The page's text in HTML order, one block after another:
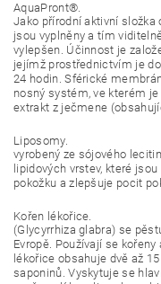
AquaPront®.
Jako přírodní aktivní složka
jsou vyplněny a tím
vylepšen. Účinnost je
jejímž prostřednictvím je
24 hodin. Sférické
nosný systém, ve kterém
extrakt z ječmene
Liposomy.
vyrobený ze sójového
lipidových vrstev, které
pokožku a zlepšuje pocit
Kořen lékořice.
(Glycyrrhiza glabra) se
Evropě. Používají se
lékořice obsahuje dvě až
saponinů. Vyskytuje se